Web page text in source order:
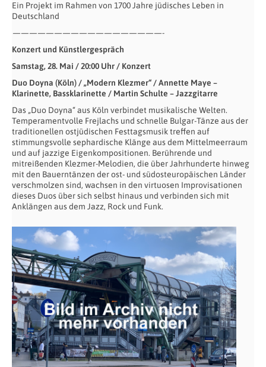
Ein Projekt im Rahmen von 1700 Jahre jüdisches Leben in
Deutschland
——————————————————-
Konzert und Künstlergespräch
Samstag, 28. Mai / 20:00 Uhr / Konzert
Duo Doyna (Köln) / „Modern Klezmer“ /Annette Maye –
Klarinette, Bassklarinette / Martin Schulte – Jazzgitarre
Das „Duo Doyna“ aus Köln verbindet musikalische Welten.
Temperamentvolle Frejlachs und schnelle Bulgar-Tänze aus der
traditionellen ostjüdischen Festtagsmusik treffen auf
stimmungsvolle sephardische Klänge aus dem Mittelmeerraum
und auf jazzige Eigenkompositionen. Berührende und
mitreißenden Klezmer-Melodien, die über Jahrhunderte hinweg
mit den Bauerntänzen der ost- und südosteuropäischen Länder
verschmolzen sind, wachsen in den virtuosen Improvisationen
dieses Duos über sich selbst hinaus und verbinden sich mit
Anklängen aus dem Jazz, Rock und Funk.